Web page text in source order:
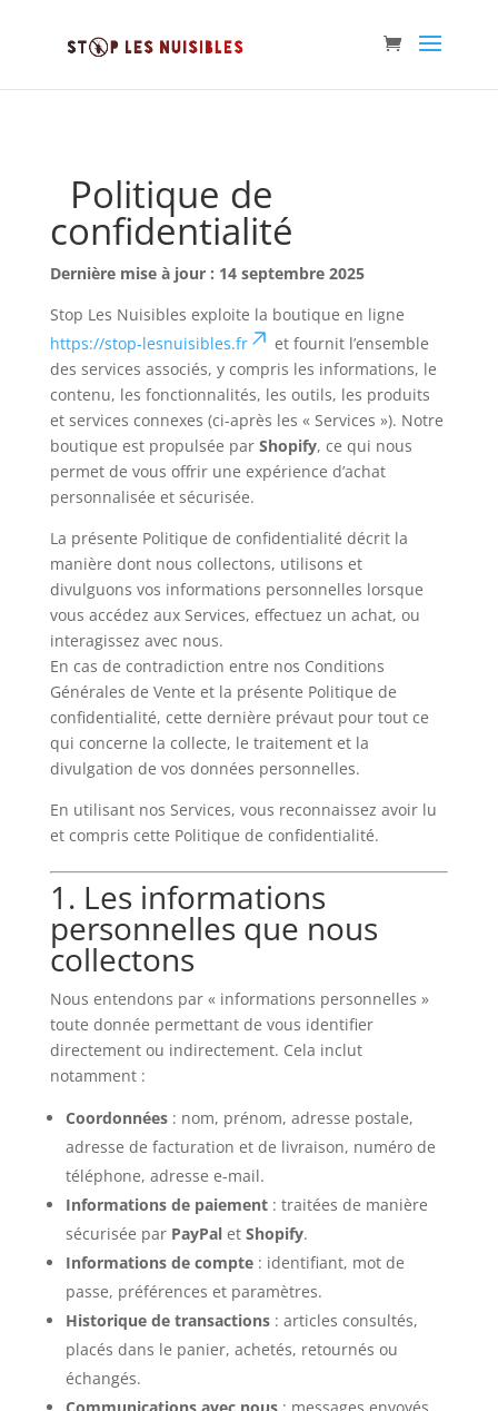
Politique de
confidentialité
Dernière mise à jour : 14 septembre 2025
Stop Les Nuisibles exploite la boutique en ligne
https://stop-lesnuisibles.fr
et fournit l’ensemble
des services associés, y compris les informations, le
contenu, les fonctionnalités, les outils, les produits
et services connexes (ci-après les « Services »). Notre
boutique est propulsée par Shopify, ce qui nous
permet de vous offrir une expérience d’achat
personnalisée et sécurisée.
La présente Politique de confidentialité décrit la
manière dont nous collectons, utilisons et
divulguons vos informations personnelles lorsque
vous accédez aux Services, effectuez un achat, ou
interagissez avec nous.
En cas de contradiction entre nos Conditions
Générales de Vente et la présente Politique de
confidentialité, cette dernière prévaut pour tout ce
qui concerne la collecte, le traitement et la
divulgation de vos données personnelles.
En utilisant nos Services, vous reconnaissez avoir lu
et compris cette Politique de confidentialité.
1. Les informations
personnelles que nous
collectons
Nous entendons par « informations personnelles »
toute donnée permettant de vous identifier
directement ou indirectement. Cela inclut
notamment :
Coordonnées: nom, prénom, adresse postale,
adresse de facturation et de livraison, numéro de
téléphone, adresse e-mail.
Informations de paiement: traitées de manière
sécurisée par PayPalet Shopify.
Informations de compte: identifiant, mot de
passe, préférences et paramètres.
Historique de transactions: articles consultés,
placés dans le panier, achetés, retournés ou
échangés.